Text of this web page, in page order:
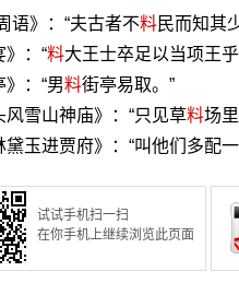
语》：“夫古者不料民而知其
：“料大王士卒足以当项王乎
：“男料街亭易取。”
雪山神庙》：“只见草料场
玉进贾府》：“叫他们多配一
试试手机扫一扫
在你手机上继续浏览此页面